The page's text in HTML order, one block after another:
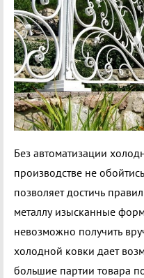
Без автоматизации
производстве не
позволяет достичь
металлу изысканные
невозможно получить
холодной ковки дает
большие партии товара